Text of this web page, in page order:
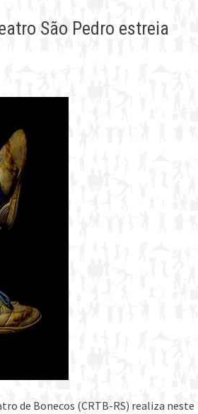
São Pedro estreia
de Bonecos (CRTB-RS) realiza neste